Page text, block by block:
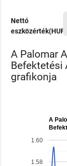
Nettó
eszközérték(HUF)
A Palomar
Befektetési
grafikonja
A
1.58
1.60